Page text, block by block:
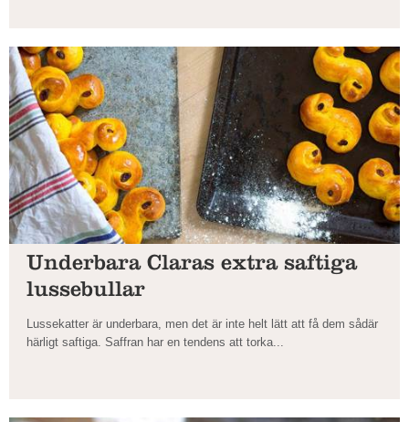
Underbara Claras extra saftiga
lussebullar
Lussekatter är underbara, men det är inte helt lätt att få dem sådär
härligt saftiga. Saffran har en tendens att torka...